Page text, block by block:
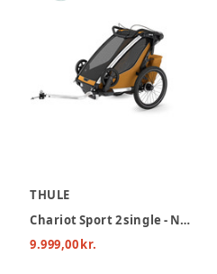
THULE
Chariot Sport 2 single - Natural Gold
9.999,00 kr.